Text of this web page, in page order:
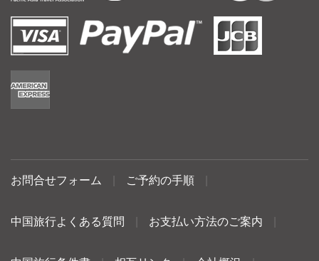
お問合せフォーム ご予約の手順
中国旅行よくある質問 お支払い方法のご案内